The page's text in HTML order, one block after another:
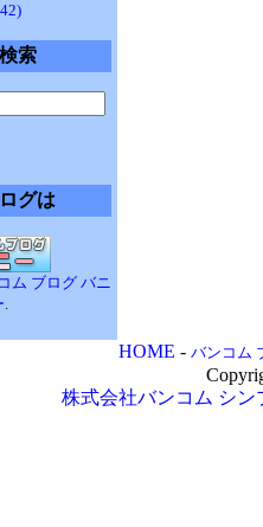
索
グは
ム ブログ バニ
.
HOME - バンコム
株式会社バンコム シン